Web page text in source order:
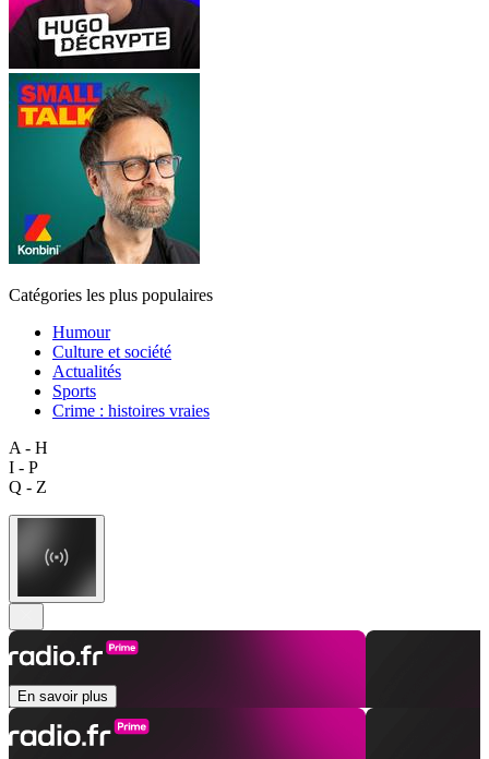
Catégories les plus populaires
Humour
Culture et société
Actualités
Sports
Crime : histoires vraies
A - H
I - P
Q - Z
En savoir plus